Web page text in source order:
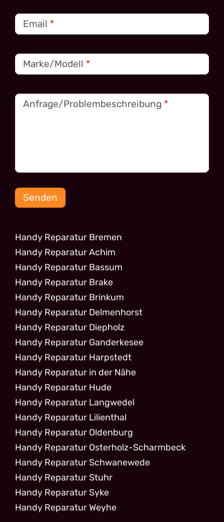
Email *
Marke/Modell *
Anfrage/Problembeschreibung *
Senden
Handy Reparatur Bremen
Handy Reparatur Achim
Handy Reparatur Bassum
Handy Reparatur Brake
Handy Reparatur Brinkum
Handy Reparatur Delmenhorst
Handy Reparatur Diepholz
Handy Reparatur Ganderkesee
Handy Reparatur Harpstedt
Handy Reparatur in der Nähe
Handy Reparatur Hude
Handy Reparatur Langwedel
Handy Reparatur Lilienthal
Handy Reparatur Oldenburg
Handy Reparatur Osterholz-Scharmbeck
Handy Reparatur Schwanewede
Handy Reparatur Stuhr
Handy Reparatur Syke
Handy Reparatur Weyhe